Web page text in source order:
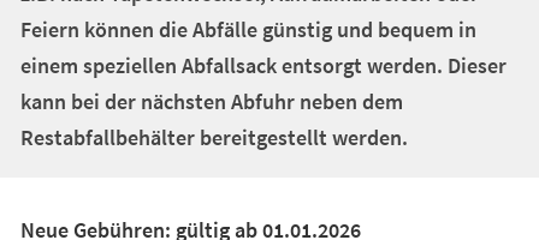
Feiern können die Abfälle günstig und bequem in
einem speziellen Abfallsack entsorgt werden. Dieser
kann bei der nächsten Abfuhr neben dem
Restabfallbehälter bereitgestellt werden.
Neue Gebühren: gültig ab 01.01.2026